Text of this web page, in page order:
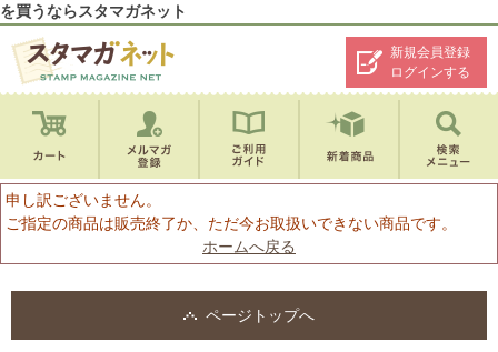
を買うならスタマガネット
新規会員登録
ログインする
申し訳ございません。
ご指定の商品は販売終了か、ただ今お取扱いできない商品です。
ホームへ戻る
ページトップへ